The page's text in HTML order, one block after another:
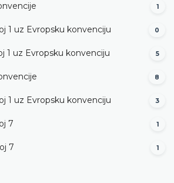
1
1 uz Evropsku konvenciju 0
1 uz Evropsku konvenciju 5
8
1 uz Evropsku konvenciju 3
7 1
7 1